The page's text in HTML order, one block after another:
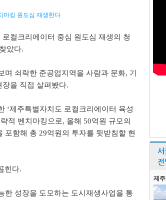
마킹 원도심 재생한다
컬크리에이터 중심 원도심 재생의 청
았다.
며 쇠락한 준공업지역을 사람과 문화, 기
을 직접 살펴봤다.
‘제주특별자치도 로컬크리에이터 육성
적 벤치마킹으로, 올해 50억원 규모의
포함해 총 29억원의 투자를 뒷받침할 현
힌다.
한 성장을 도모하는 도시재생사업을 통
제